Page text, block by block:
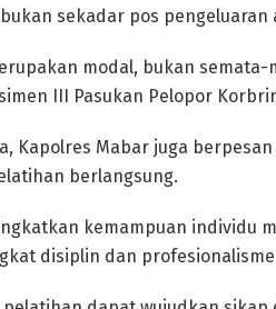
sekadar pos pengeluaran
modal, bukan
III Pasukan Pelopor
Kapolres Mabar juga
berlangsung.
kemampuan individu
disiplin dan profesionalisme